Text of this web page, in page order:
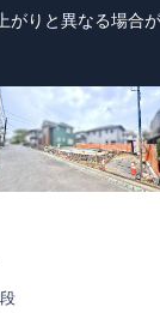
りと異なる場合が